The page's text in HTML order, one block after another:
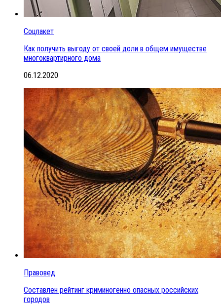
Соцпакет
Как получить выгоду от своей доли в общем имуществе
многоквартирного дома
06.12.2020
Правовед
Составлен рейтинг криминогенно опасных российских
городов